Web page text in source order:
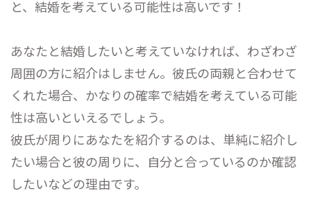
と、結婚を考えている可能性は高いです！
あなたと結婚したいと考えていなければ、わざわざ
周囲の方に紹介はしません。彼氏の両親と合わせて
くれた場合、かなりの確率で結婚を考えている可能
性は高いといえるでしょう。
彼氏が周りにあなたを紹介するのは、単純に紹介し
たい場合と彼の周りに、自分と合っているのか確認
したいなどの理由です。